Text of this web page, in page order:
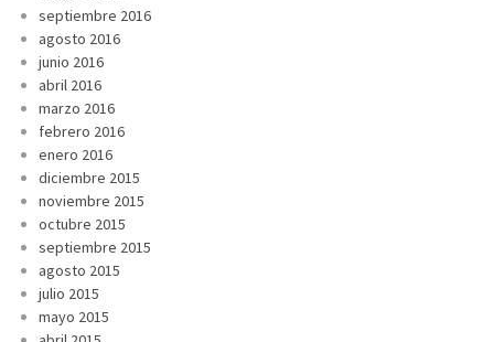
septiembre 2016
agosto 2016
junio 2016
abril 2016
marzo 2016
febrero 2016
enero 2016
diciembre 2015
noviembre 2015
octubre 2015
septiembre 2015
agosto 2015
julio 2015
mayo 2015